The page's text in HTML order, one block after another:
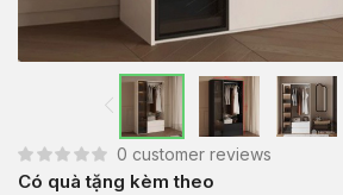
0 customer reviews
Có quà tặng kèm theo